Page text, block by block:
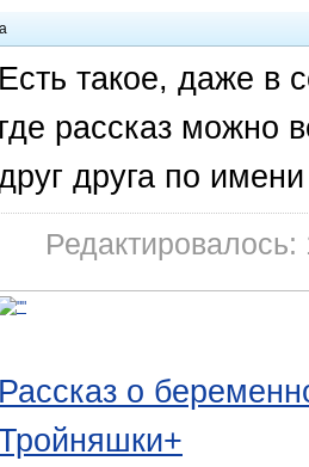
Еcть такое, даже в
где рассказ можно
друга по имени
Рассказ о